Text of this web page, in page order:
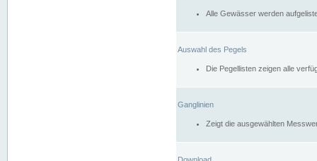
Alle Gewässer werden
Auswahl des Pegels
Die Pegellisten zeigen alle
Ganglinien
Zeigt die ausgewählten